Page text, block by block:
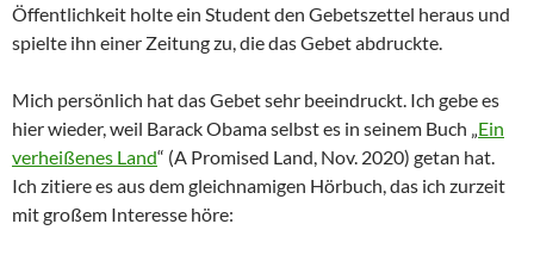
Öffentlichkeit holte ein Student den Gebetszettel heraus und
spielte ihn einer Zeitung zu, die das Gebet abdruckte.
Mich persönlich hat das Gebet sehr beeindruckt. Ich gebe es
hier wieder, weil Barack Obama selbst es in seinem Buch „ Ein
verheißenes Land“ (A Promised Land, Nov. 2020) getan hat.
Ich zitiere es aus dem gleichnamigen Hörbuch, das ich zurzeit
mit großem Interesse höre: